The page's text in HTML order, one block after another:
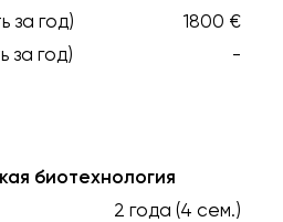
за год)
1800 €
за год)
-
биотехнология
2 года (4 сем.)